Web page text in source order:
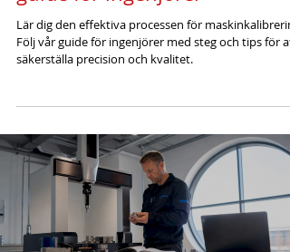
Lär dig den effektiva processen för
Följ vår guide för ingenjörer med steg och tips för att
säkerställa precision och kvalitet.